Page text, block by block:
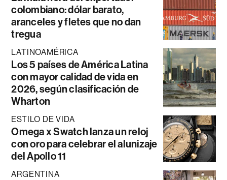
colombiano: dólar barato,
aranceles y fletes que no dan
tregua
LATINOAMÉRICA
Los 5 países de América Latina
con mayor calidad de vida en
2026, según clasificación de
Wharton
ESTILO DE VIDA
Omega x Swatch lanza un reloj
con oro para celebrar el alunizaje
del Apollo 11
ARGENTINA